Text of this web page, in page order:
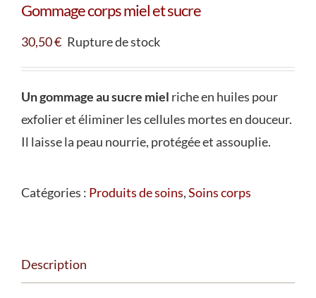
Gommage corps miel et sucre
30,50€ Rupture de stock
Un gommage au sucre miel riche en huiles pour
exfolier et éliminer les cellules mortes en douceur.
Il laisse la peau nourrie, protégée et assouplie.
Catégories : Produits de soins,Soins corps
Description